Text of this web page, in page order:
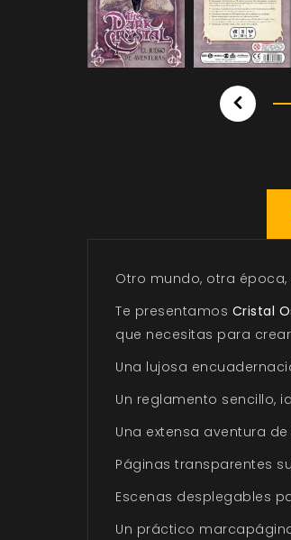
Otro mundo, otra época,
Te presentamos Cristal
que necesitas para
Una lujosa
Un reglamento sencillo,
Una extensa aventura
Páginas transparentes
Escenas desplegables
Un práctico